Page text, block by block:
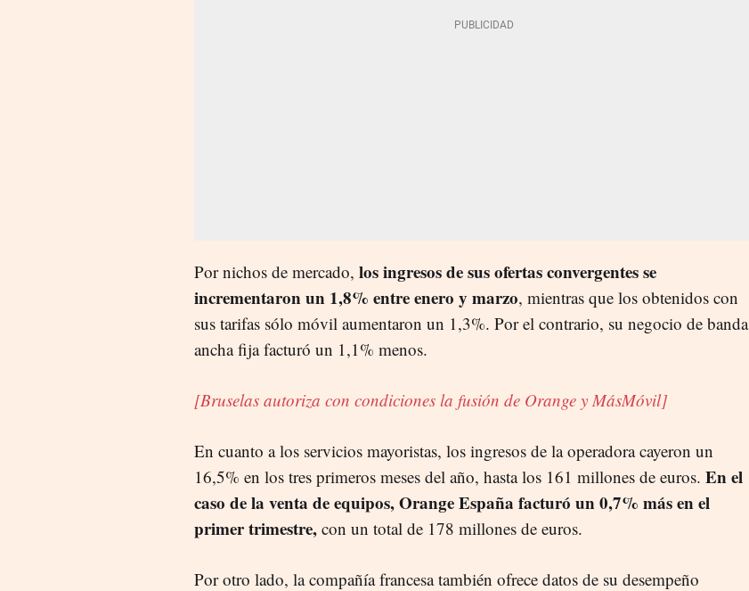
Por nichos de mercado, los ingresos de sus ofertas convergentes se
incrementaron un 1,8% entre enero y marzo, mientras que los obtenidos con
sus tarifas sólo móvil aumentaron un 1,3%. Por el contrario, su negocio de banda
ancha fija facturó un 1,1% menos.
[Bruselas autoriza con condiciones la fusión de Orange y MásMóvil]
En cuanto a los servicios mayoristas, los ingresos de la operadora cayeron un
16,5% en los tres primeros meses del año, hasta los 161 millones de euros. En el
caso de la venta de equipos, Orange España facturó un 0,7% más en el
primer trimestre, con un total de 178 millones de euros.
Por otro lado, la compañía francesa también ofrece datos de su desempeño